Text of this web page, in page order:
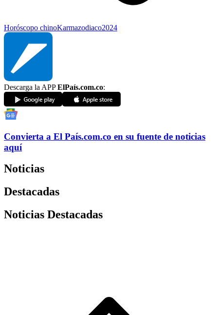
Horóscopo chinoKarmazodiaco2024
Descarga la APPElPaís.com.co:
Convierta a El País.com.co en su fuente de noticias
aquí
Noticias
Destacadas
Noticias Destacadas